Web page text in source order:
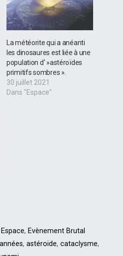
La météorite qui a anéanti
les dinosaures est liée à une
population d' »astéroïdes
primitifs sombres ».
30 juillet 2021
Dans "Espace"
Espace, Evènement Brutal
, astéroide, cataclysme,